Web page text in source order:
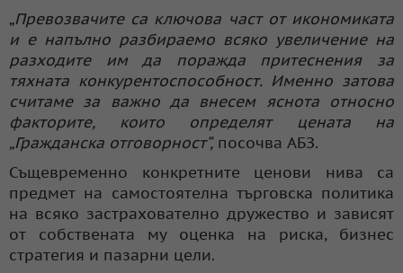
„Превозвачите са ключова част от икономиката
и е напълно разбираемо всяко увеличение на
разходите им да поражда притеснения за
тяхната конкурентоспособност. Именно затова
считаме за важно да внесем яснота относно
факторите, които определят цената на
„Гражданска отговорност“,посочва АБЗ.
Същевременно конкретните ценови нива са
предмет на самостоятелна търговска политика
на всяко застрахователно дружество и зависят
от собствената му оценка на риска, бизнес
стратегия и пазарни цели.